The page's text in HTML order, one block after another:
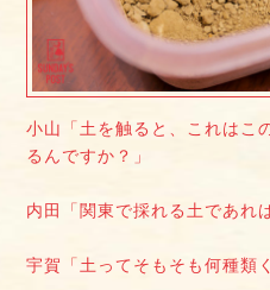
小山「土を触ると、これは
るんですか？」
内田「関東で採れる土であれ
宇賀「土ってそもそも何種類